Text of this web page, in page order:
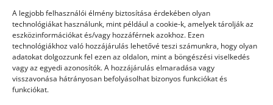
A legjobb felhasználói élmény biztosítása érdekében olyan
technológiákat használunk, mint például a cookie-k, amelyek tárolják az
eszközinformációkat és/vagy hozzáférnek azokhoz. Ezen
technológiákhoz való hozzájárulás lehetővé teszi számunkra, hogy olyan
adatokat dolgozzunk fel ezen az oldalon, mint a böngészési viselkedés
vagy az egyedi azonosítók. A hozzájárulás elmaradása vagy
visszavonása hátrányosan befolyásolhat bizonyos funkciókat és
funkciókat.
Poiwiki
Öntözőrendszer
Jazz Steps
Unicorn Multipro